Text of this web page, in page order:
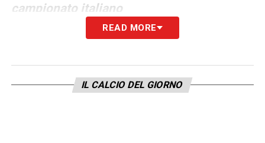
campionato italiano
READ MORE
IL CALCIO DEL GIORNO